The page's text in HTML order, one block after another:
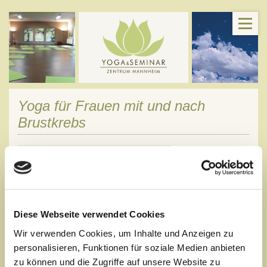
Diese Webseite verwendet Cookies
Wir verwenden Cookies, um Inhalte und Anzeigen zu
personalisieren, Funktionen für soziale Medien anbieten
zu können und die Zugriffe auf unsere Website zu
Yoga für Frauen mit und nach
Brustkrebs
Montags 18:00 - 19:00 Uhr
60 min
.